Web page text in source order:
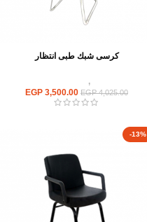
كرسى شبك طبى انتظار
,
EGP4,025.00
EGP 3,500.00
-13%